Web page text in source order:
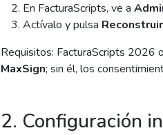
En FacturaScripts, ve a
Actívalo y pulsa Reconstruir
Requisitos: FacturaScripts 2026
MaxSign; sin él, los
2. Configuración